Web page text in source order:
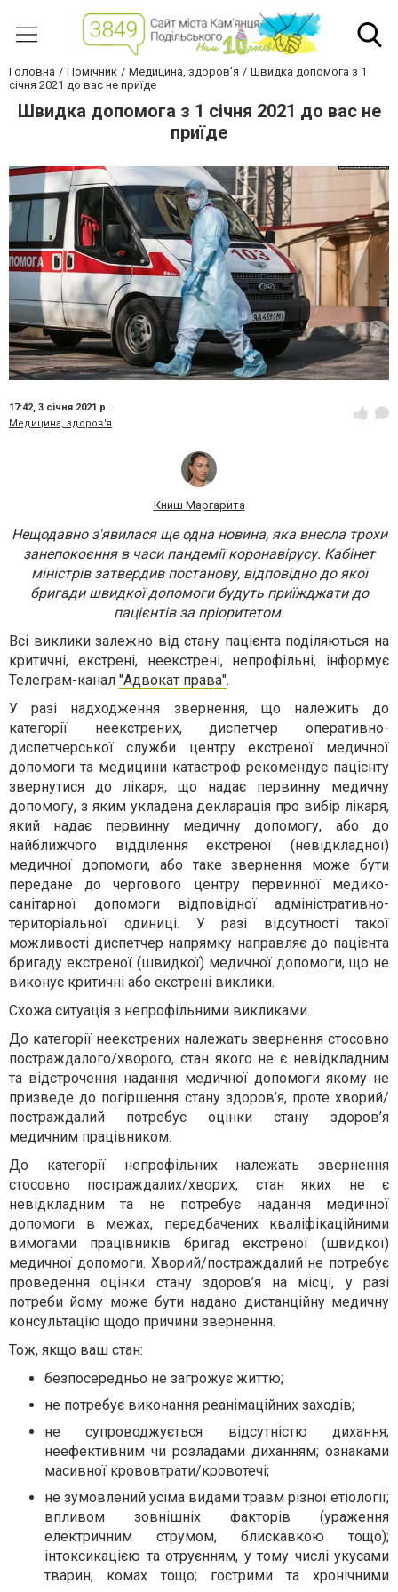
Головна Помічник Медицина, здоров'я
Швидка допомога з 1
січня 2021 до вас не приїде
Швидка допомога з 1 січня 2021 до вас не
приїде
17:42, 3 січня 2021 р.
Медицина, здоров'я
Книш Маргарита
Нещодавно з'явилася ще одна новина, яка внесла трохи
занепокоєння в часи пандемії коронавірусу. Кабінет
міністрів затвердив постанову, відповідно до якої
бригади швидкої допомоги будуть приїжджати до
пацієнтів за пріоритетом.
Всі виклики залежно від стану пацієнта поділяються на
критичні, екстрені, неекстрені, непрофільні, інформує
Телеграм-канал "Адвокат права".
У разі надходження звернення, що належить до
категорії неекстрених, диспетчер оперативно-
диспетчерської служби центру екстреної медичної
допомоги та медицини катастроф рекомендує пацієнту
звернутися до лікаря, що надає первинну медичну
допомогу, з яким укладена декларація про вибір лікаря,
який надає первинну медичну допомогу, або до
найближчого відділення екстреної (невідкладної)
медичної допомоги, або таке звернення може бути
передане до чергового центру первинної медико-
санітарної допомоги відповідної адміністративно-
територіальної одиниці. У разі відсутності такої
можливості диспетчер напрямку направляє до пацієнта
бригаду екстреної (швидкої) медичної допомоги, що не
виконує критичні або екстрені виклики.
Схожа ситуація з непрофільними викликами.
До категорії неекстрених належать звернення стосовно
постраждалого/хворого, стан якого не є невідкладним
та відстрочення надання медичної допомоги якому не
призведе до погіршення стану здоров’я, проте хворий/
постраждалий потребує оцінки стану здоров’я
медичним працівником.
До категорії непрофільних належать звернення
стосовно постраждалих/хворих, стан яких не є
невідкладним та не потребує надання медичної
допомоги в межах, передбачених кваліфікаційними
вимогами працівників бригад екстреної (швидкої)
медичної допомоги. Хворий/постраждалий не потребує
проведення оцінки стану здоров’я на місці, у разі
потреби йому може бути надано дистанційну медичну
консультацію щодо причини звернення.
Тож, якщо ваш стан:
безпосередньо не загрожує життю;
не потребує виконання реанімаційних заходів;
не супроводжується відсутністю дихання;
неефективним чи розладами диханням; ознаками
масивної крововтрати/кровотечі;
не зумовлений усіма видами травм різної етіології;
впливом зовнішніх факторів (ураження
електричним струмом, блискавкою тощо);
інтоксикацією та отруєнням, у тому числі укусами
тварин, комах тощо; гострими та хронічними